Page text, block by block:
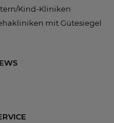
Kind-Kliniken
mit Gütesiegel